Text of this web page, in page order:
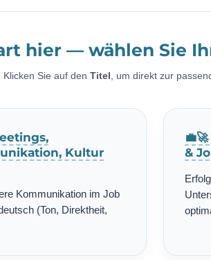
hier — wählen Sie
Klicken Sie auf den Titel , um direkt zur
Kultur
Kommunikation im Job
(Ton, Direktheit,
&